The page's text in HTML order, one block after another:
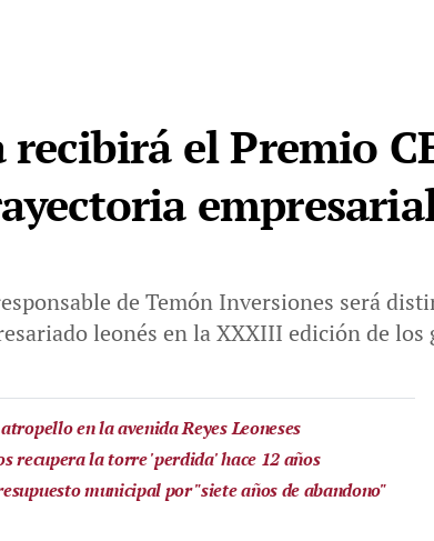
el Premio
de Temón Inversiones será
leonés en la XXXIII edición de
en la avenida Reyes Leoneses
recupera la torre 'perdida' hace 12 años
municipal por "siete años de abandono"